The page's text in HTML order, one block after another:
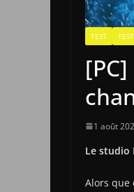
TEST
1 août
Le studio
Alors que